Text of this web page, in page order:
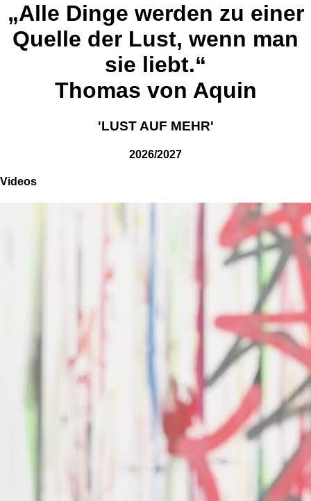
„Alle Dinge werden zu einer
Quelle der Lust, wenn man
sie liebt.“
Thomas von Aquin
'LUST AUF MEHR'
2026/2027
Videos